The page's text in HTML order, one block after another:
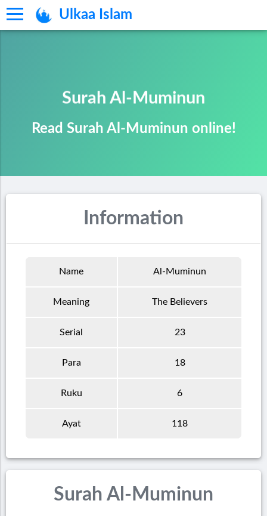
Ulkaa Islam
Surah Al-Muminun
Read Surah Al-Muminun online!
Information
Name Al-Muminun
Meaning The Believers
Serial 23
Para 18
Ruku 6
Ayat 118
Surah Al-Muminun